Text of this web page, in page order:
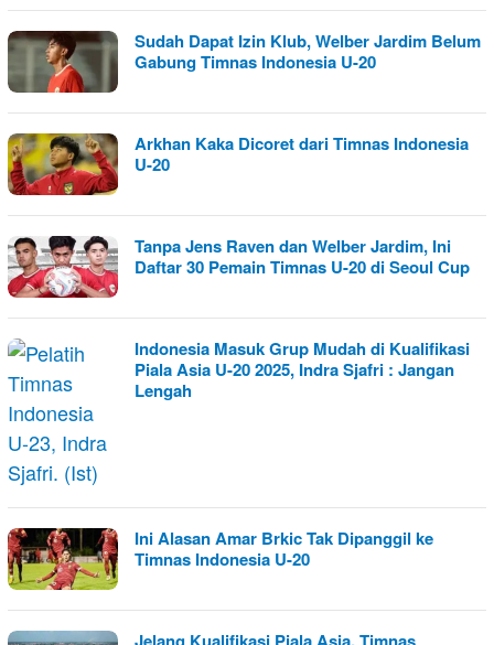
Sudah Dapat Izin Klub, Welber Jardim Belum
Gabung Timnas Indonesia U-20
Arkhan Kaka Dicoret dari Timnas Indonesia
U-20
Tanpa Jens Raven dan Welber Jardim, Ini
Daftar 30 Pemain Timnas U-20 di Seoul Cup
Indonesia Masuk Grup Mudah di Kualifikasi
Piala Asia U-20 2025, Indra Sjafri : Jangan
Lengah
Ini Alasan Amar Brkic Tak Dipanggil ke
Timnas Indonesia U-20